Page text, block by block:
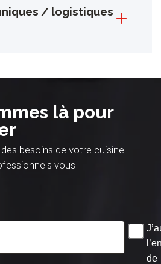
/ logistiques
là pour
besoins de votre cuisine
vous
de